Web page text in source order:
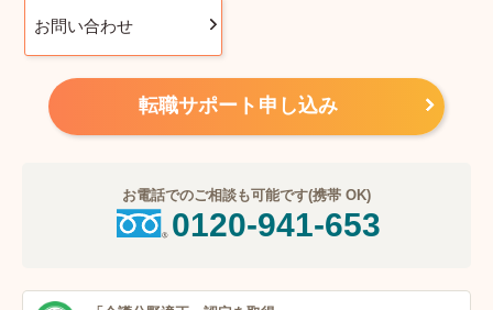
お問い合わせ
転職サポート申し込み
お電話でのご相談も可能です(携帯 OK)
0120-941-653